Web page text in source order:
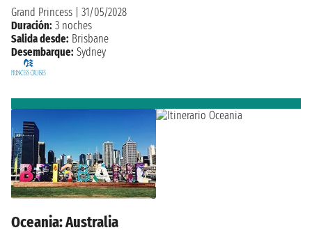
Grand Princess
31/05/2028
Duración: 3 noches
Salida desde: Brisbane
Desembarque: Sydney
Oceania: Australia